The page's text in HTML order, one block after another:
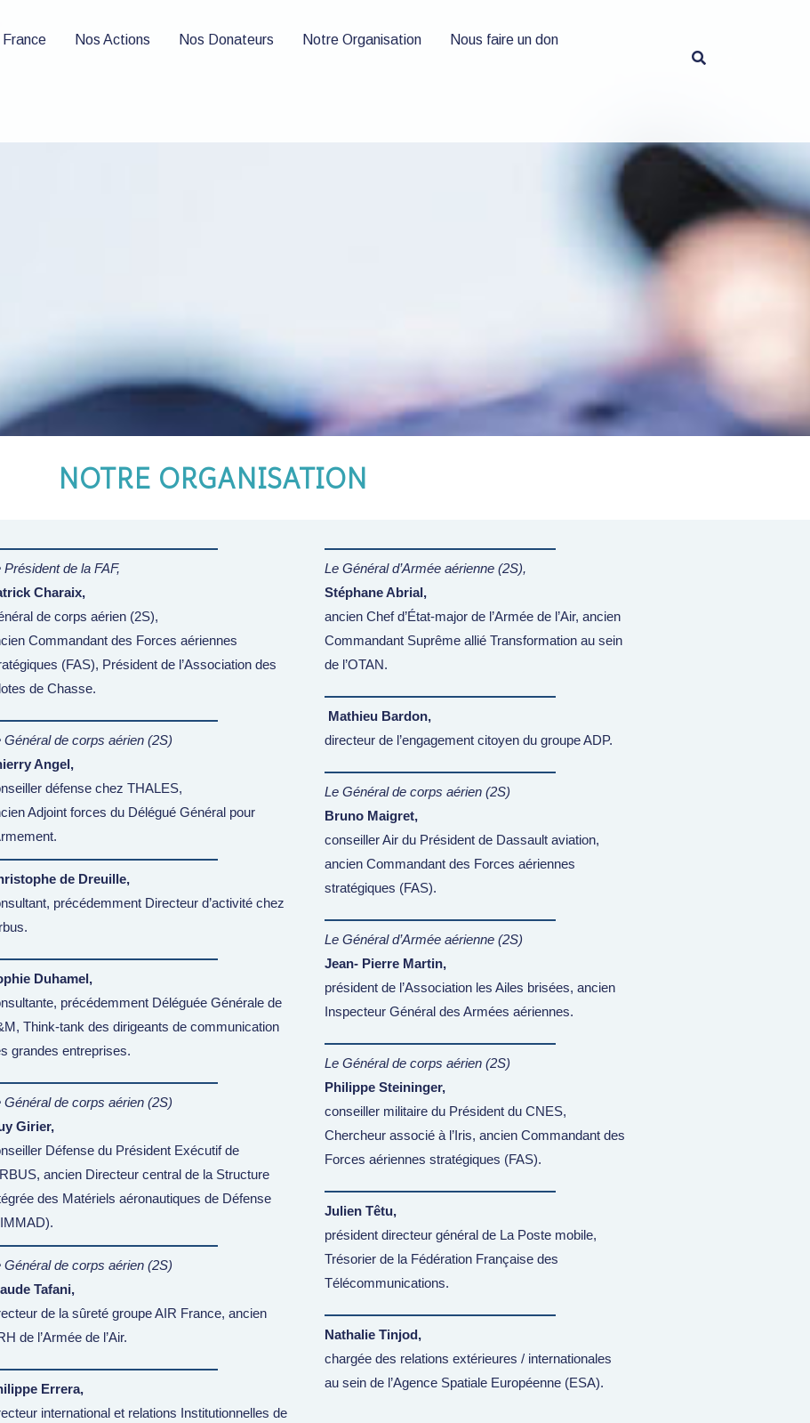
France Nos Actions Nos Donateurs Notre Organisation Nous faire un don
NOTRE ORGANISATION
Président de la FAF,
Charaix,
de corps aérien (2S),
Commandant des Forces aériennes
(FAS), Président de l’Association des
de Chasse.
Général de corps aérien (2S)
Angel,
défense chez THALES,
Adjoint forces du Délégué Général pour
de Dreuille,
précédemment Directeur d’activité chez
Duhamel,
précédemment Déléguée Générale de
Think-tank des dirigeants de communication
grandes entreprises.
Général de corps aérien (2S)
Girier,
Défense du Président Exécutif de
ancien Directeur central de la Structure
des Matériels aéronautiques de Défense
Général de corps aérien (2S)
Tafani,
de la sûreté groupe AIR France, ancien
de l’Armée de l’Air.
Errera,
international et relations Institutionnelles de
Le Général d’Armée aérienne (2S),
Stéphane Abrial,
ancien Chef d’État-major de l’Armée de l’Air, ancien
Commandant Suprême allié Transformation au sein
de l’OTAN.
Mathieu Bardon,
directeur de l’engagement citoyen du groupe ADP.
Le Général de corps aérien (2S)
Bruno Maigret,
conseiller Air du Président de Dassault aviation,
ancien Commandant des Forces aériennes
stratégiques (FAS).
Le Général d’Armée aérienne (2S)
Jean- Pierre Martin,
président de l’Association les Ailes brisées, ancien
Inspecteur Général des Armées aériennes.
Le Général de corps aérien (2S)
Philippe Steininger,
conseiller militaire du Président du CNES,
Chercheur associé à l’Iris, ancien Commandant des
Forces aériennes stratégiques (FAS).
Julien Têtu,
président directeur général de La Poste mobile,
Trésorier de la Fédération Française des
Télécommunications.
Nathalie Tinjod,
chargée des relations extérieures / internationales
au sein de l’Agence Spatiale Européenne (ESA).